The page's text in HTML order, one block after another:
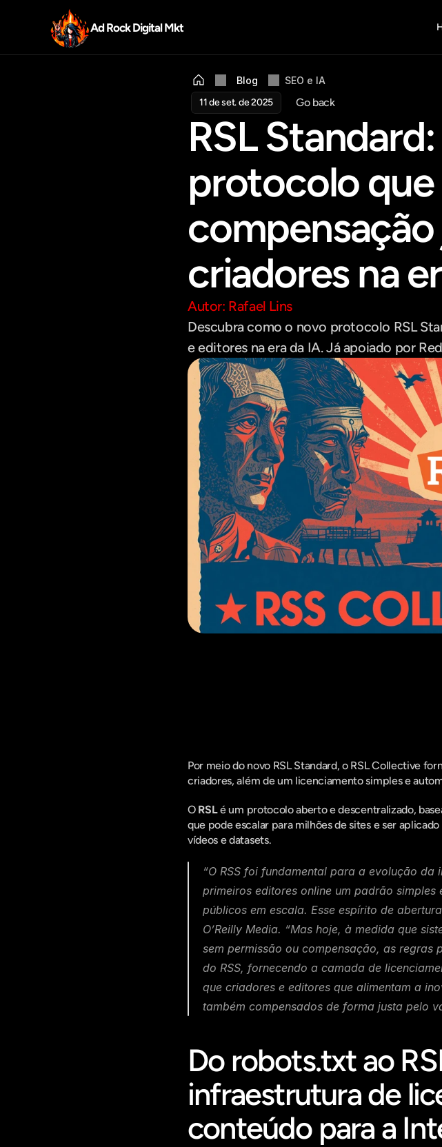
Ad Rock Digital Mkt
Blog
SEO e IA
11 de set. de 2025
Go back
RSL
protocolo
criadores na
Autor: Rafael Lins
Descubra como o novo protocolo RSL
e editores na era da IA. Já apoiado por
Por meio do novo RSL Standard, o RSL Collective
criadores, além de um licenciamento simples e
O RSL é um protocolo aberto e descentralizado,
que pode escalar para milhões de sites e ser
vídeos e datasets.
“O RSS foi fundamental para a evolução
primeiros editores online um padrão
públicos em escala. Esse espírito de
O’Reilly Media. “Mas hoje, à medida que
sem permissão ou compensação, as regras
do RSS, fornecendo a camada de
que criadores e editores que alimentam a
também compensados de forma justa pelo
Do robots.txt ao
infraestrutura de
conteúdo para a